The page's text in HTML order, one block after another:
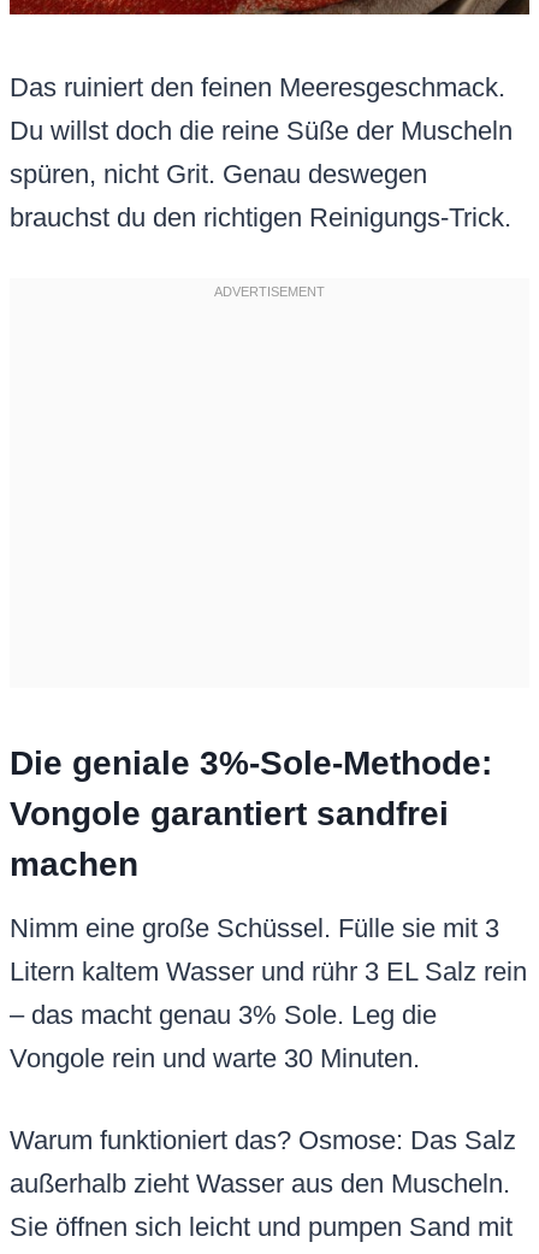
Das ruiniert den feinen Meeresgeschmack.
Du willst doch die reine Süße der Muscheln
spüren, nicht Grit. Genau deswegen
brauchst du den richtigen Reinigungs-Trick.
Die geniale 3%-Sole-Methode:
Vongole garantiert sandfrei
machen
Nimm eine große Schüssel. Fülle sie mit 3
Litern kaltem Wasser und rühr 3 EL Salz rein
– das macht genau 3% Sole. Leg die
Vongole rein und warte 30 Minuten.
Warum funktioniert das? Osmose: Das Salz
außerhalb zieht Wasser aus den Muscheln.
Sie öffnen sich leicht und pumpen Sand mit